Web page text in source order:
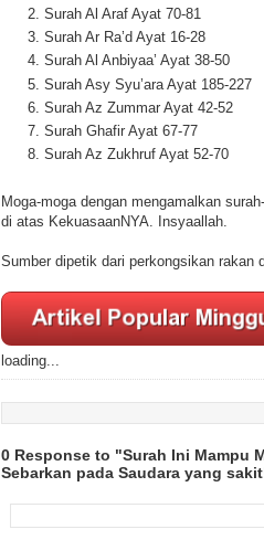
Surah Al Araf Ayat 70-81
Surah Ar Ra’d Ayat 16-28
Surah Al Anbiyaa’ Ayat 38-50
Surah Asy Syu’ara Ayat 185-227
Surah Az Zummar Ayat 42-52
Surah Ghafir Ayat 67-77
Surah Az Zukhruf Ayat 52-70
Moga-moga dengan mengamalkan
di atas KekuasaanNYA. Insyaallah.
Sumber dipetik dari perkongsikan rakan
loading...
0 Response to "Surah Ini Mampu
Sebarkan pada Saudara yang